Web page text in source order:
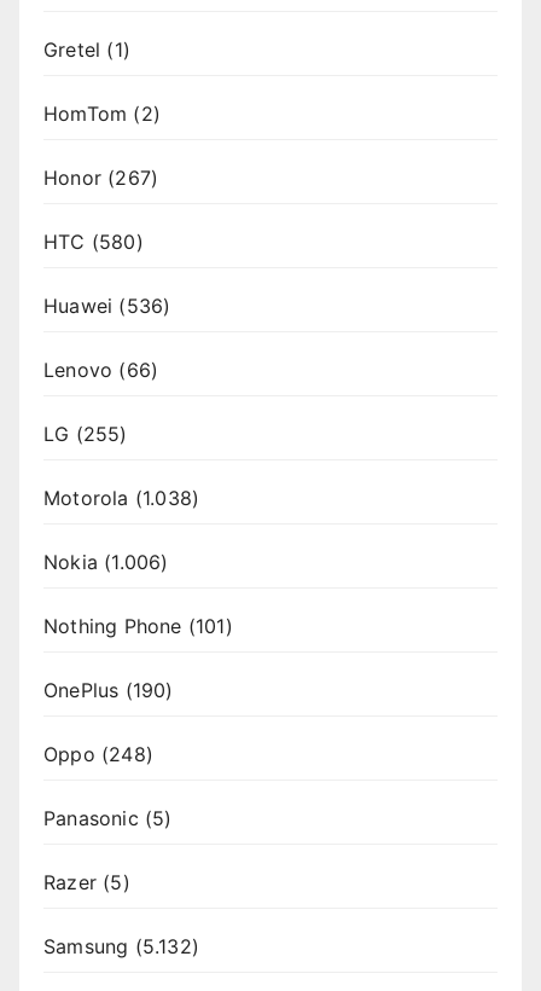
Gretel (1)
HomTom (2)
Honor (267)
HTC (580)
Huawei (536)
Lenovo (66)
LG (255)
Motorola (1.038)
Nokia (1.006)
Nothing Phone (101)
OnePlus (190)
Oppo (248)
Panasonic (5)
Razer (5)
Samsung (5.132)